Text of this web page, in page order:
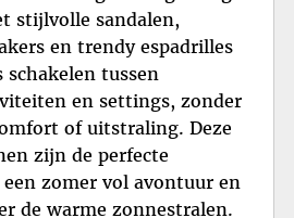
stijlvolle sandalen,
en trendy espadrilles
tussen
en settings, zonder
of uitstraling. Deze
zijn de perfecte
zomer vol avontuur en
de warme zonnestralen.